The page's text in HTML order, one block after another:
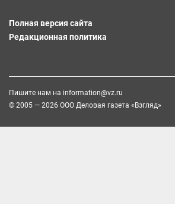
Полная версия сайта
Редакционная политика
Пишите нам на information@vz.ru
© 2005 — 2026 ООО Деловая газета «Взгляд»